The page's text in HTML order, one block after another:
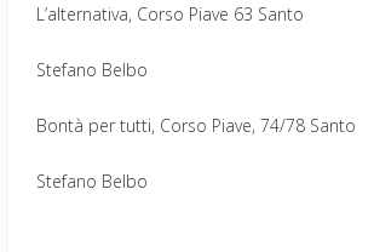
L’alternativa, Corso Piave 63 Santo
Stefano Belbo
Bontà per tutti, Corso Piave, 74/78 Santo
Stefano Belbo